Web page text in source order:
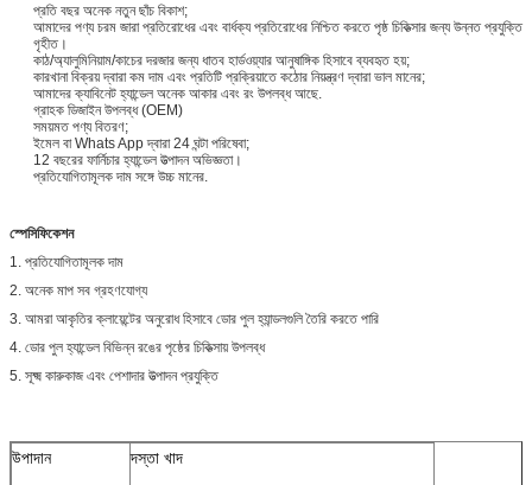
প্রতি বছর অনেক নতুন ছাঁচ বিকাশ;
আমাদের পণ্য চরম জারা প্রতিরোধের এবং বার্ধক্য প্রতিরোধের নিশ্চিত করতে পৃষ্ঠ চিকিত্সার জন্য উন্নত প্রযুক্তি
গৃহীত।
কাঠ/অ্যালুমিনিয়াম/কাচের দরজার জন্য ধাতব হার্ডওয়্যার আনুষাঙ্গিক হিসাবে ব্যবহৃত হয়;
কারখানা বিক্রয় দ্বারা কম দাম এবং প্রতিটি প্রক্রিয়াতে কঠোর নিয়ন্ত্রণ দ্বারা ভাল মানের;
আমাদের ক্যাবিনেট হ্যান্ডেল অনেক আকার এবং রং উপলব্ধ আছে.
গ্রাহক ডিজাইন উপলব্ধ (OEM)
সময়মত পণ্য বিতরণ;
ইমেল বা Whats App দ্বারা 24 ঘন্টা পরিষেবা;
12 বছরের ফার্নিচার হ্যান্ডেল উত্পাদন অভিজ্ঞতা।
প্রতিযোগিতামূলক দাম সঙ্গে উচ্চ মানের.
স্পেসিফিকেশন
1. প্রতিযোগিতামূলক দাম
2. অনেক মাপ সব গ্রহণযোগ্য
3. আমরা আকৃতির ক্লায়েন্টের অনুরোধ হিসাবে ডোর পুল হ্যান্ডলগুলি তৈরি করতে পারি
4. ডোর পুল হ্যান্ডেল বিভিন্ন রঙের পৃষ্ঠের চিকিত্সায় উপলব্ধ
5. সূক্ষ্ম কারুকাজ এবং পেশাদার উত্পাদন প্রযুক্তি
উপাদান দস্তা খাদ